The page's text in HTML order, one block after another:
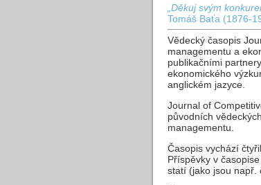
„Děkuj svým
Tomáš Baťa (1876-
Vědecký časopis
managementu a
publikačními
ekonomického
anglickém jazyce.
Journal of
původních
managementu.
Časopis vychází
Příspěvky v
statí (jako jsou např.